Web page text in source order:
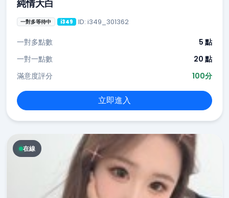
純情大白
一對多等待中 i349 ID: i349_301362
一對多點數
5 點
一對一點數
20 點
滿意度評分
100分
立即進入
在線